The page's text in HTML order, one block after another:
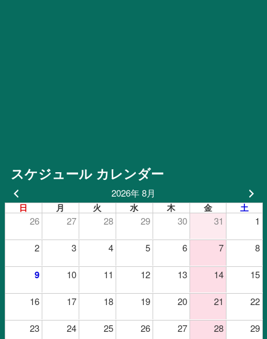
スケジュール カレンダー
2026年 8月
日 月 火 水 木 金 土
26 27 28 29 30 31 1
2 3 4 5 6 7 8
9 10 11 12 13 14 15
16 17 18 19 20 21 22
23 24 25 26 27 28 29